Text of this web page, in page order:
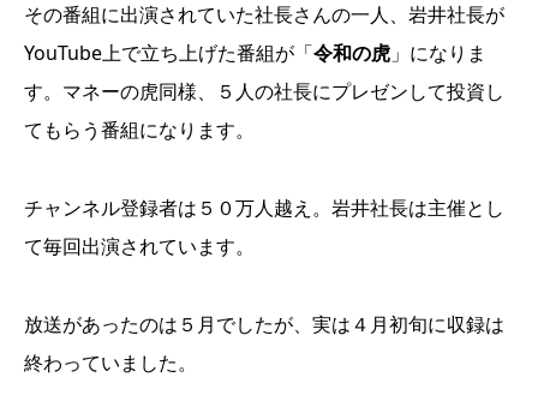
その番組に出演されていた社長さんの一人、岩井社長が
YouTube上で立ち上げた番組が「令和の虎」になりま
す。マネーの虎同様、５人の社長にプレゼンして投資し
てもらう番組になります。
チャンネル登録者は５０万人越え。岩井社長は主催とし
て毎回出演されています。
放送があったのは５月でしたが、実は４月初旬に収録は
終わっていました。